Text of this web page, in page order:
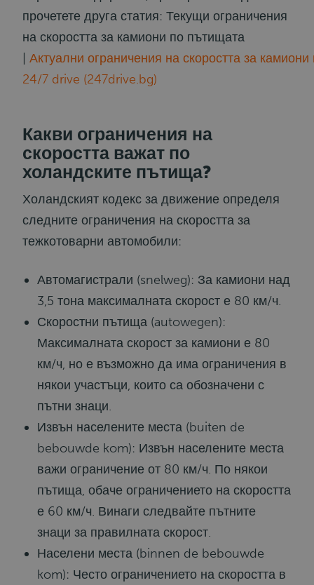
прочетете друга статия: Текущи ограничения
на скоростта за камиони по пътищата
|Актуални ограничения на скоростта за камиони
24/7 drive (247drive.bg)
Какви ограничения на
скоростта важат по
холандските пътища?
Холандският кодекс за движение определя
следните ограничения на скоростта за
тежкотоварни автомобили:
Автомагистрали (snelweg): За камиони над
3,5 тона максималната скорост е 80 км/ч.
Скоростни пътища (autowegen):
Максималната скорост за камиони е 80
км/ч, но е възможно да има ограничения в
някои участъци, които са обозначени с
пътни знаци.
Извън населените места (buiten de
bebouwde kom): Извън населените места
важи ограничение от 80 км/ч. По някои
пътища, обаче ограничението на скоростта
е 60 км/ч. Винаги следвайте пътните
знаци за правилната скорост.
Населени места (binnen de bebouwde
kom): Често ограничението на скоростта в